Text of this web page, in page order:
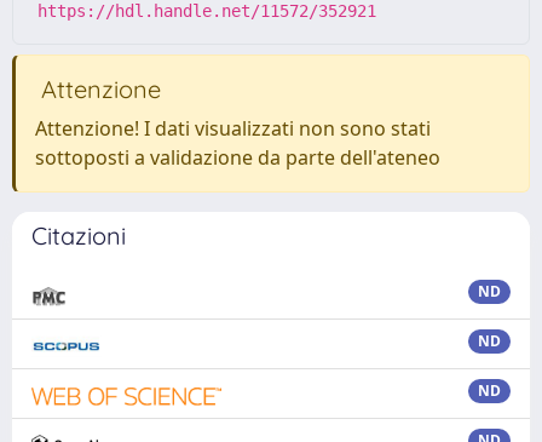
https://hdl.handle.net/11572/352921
Attenzione
Attenzione! I dati visualizzati non sono stati
sottoposti a validazione da parte dell'ateneo
Citazioni
ND
ND
ND